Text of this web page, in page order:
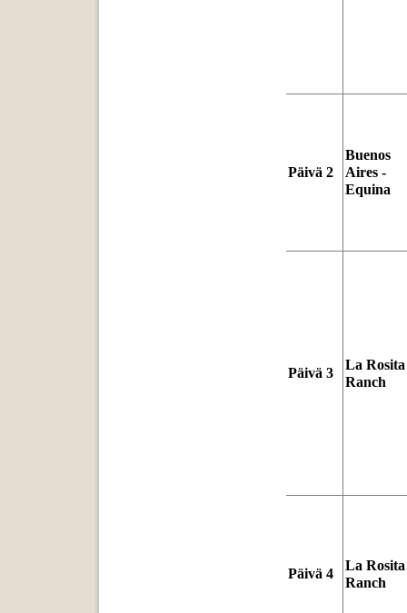
Päivä 2
Buenos
Aires -
Equina
Päivä 3
La Rosita
Ranch
Päivä 4
La Rosita
Ranch